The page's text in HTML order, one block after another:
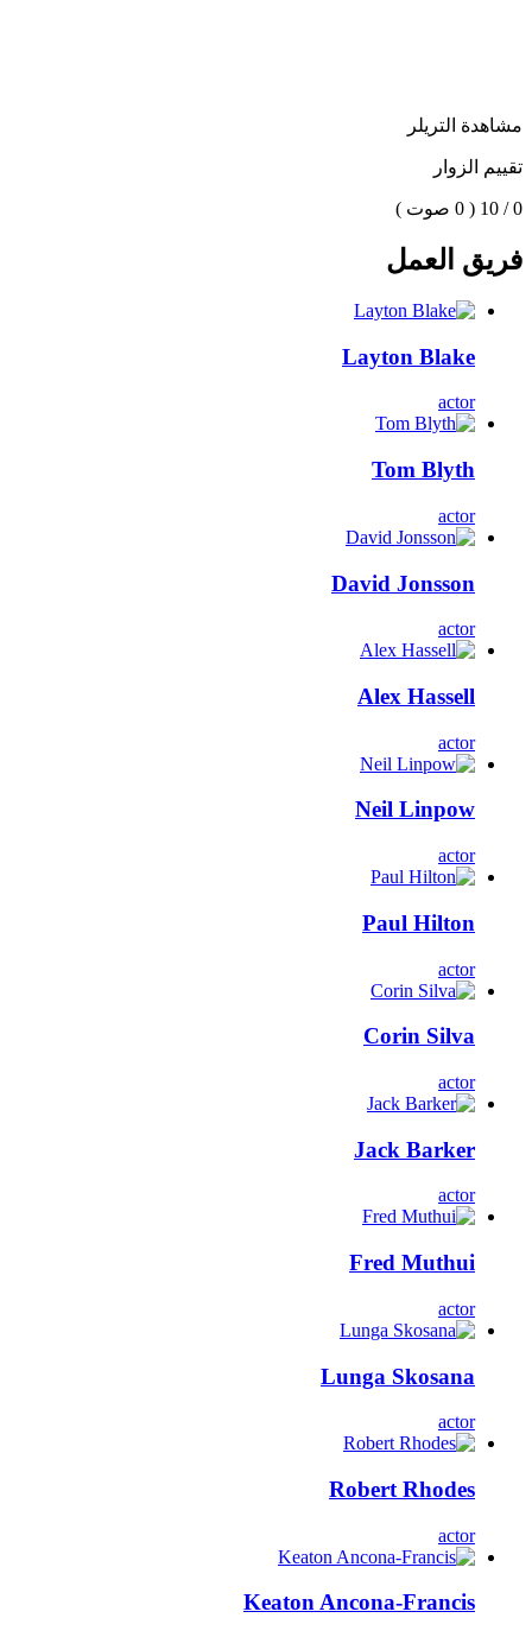
مشاهدة التريلر
تقييم الزوار
0 / 10 ( 0 صوت )
فريق العمل
Layton Blake
actor
Tom Blyth
actor
David Jonsson
actor
Alex Hassell
actor
Neil Linpow
actor
Paul Hilton
actor
Corin Silva
actor
Jack Barker
actor
Fred Muthui
actor
Lunga Skosana
actor
Robert Rhodes
actor
Keaton Ancona-Francis